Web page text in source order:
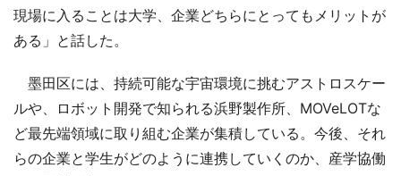
現場に入ることは大学、企業どちらにとってもメリットが
ある」と話した。
墨田区には、持続可能な宇宙環境に挑むアストロスケー
ルや、ロボット開発で知られる浜野製作所、MOVeLOTな
ど最先端領域に取り組む企業が集積している。今後、それ
らの企業と学生がどのように連携していくのか、産学協働